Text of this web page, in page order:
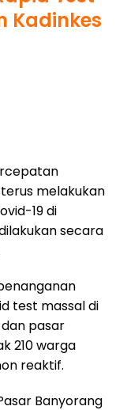
Kadinkes
melakukan
19 di
secara
test massal di
pasar
210 warga
reaktif.
Banyorang